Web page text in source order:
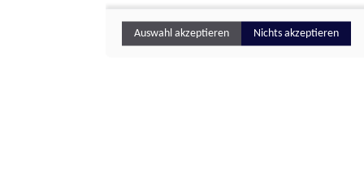
Auswahl akzeptieren Nichts akzeptieren